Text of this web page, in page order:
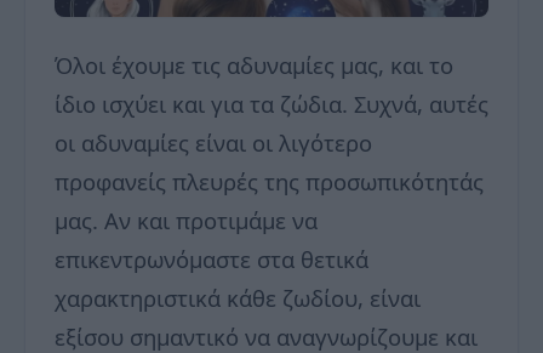
Όλοι έχουμε τις αδυναμίες μας, και το
ίδιο ισχύει και για τα ζώδια. Συχνά, αυτές
οι αδυναμίες είναι οι λιγότερο
προφανείς πλευρές της προσωπικότητάς
μας. Αν και προτιμάμε να
επικεντρωνόμαστε στα θετικά
χαρακτηριστικά κάθε ζωδίου, είναι
εξίσου σημαντικό να αναγνωρίζουμε και